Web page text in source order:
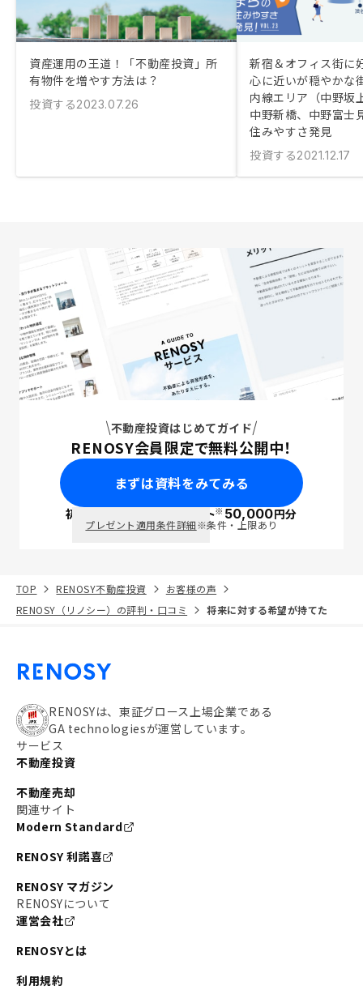
資産運用の王道！「不動産投資」所
有物件を増やす方法は？
投資する2023.07.26
新宿＆オフィス街に
心に近いが穏やかな
内線エリア（中野坂
中野新橋、中野富士
住みやすさ発見
投資する2021.12.17
不動産投資はじめてガイド
RENOSY会員限定で無料公開中！
まずは資料をみてみる
初回面談で ポイント※50,000円分
プレゼント適用条件詳細※条件・上限あり
TOP RENOSY不動産投資
お客様の声
RENOSY（リノシー）の評判・口コミ
将来に対する希望が持てた
RENOSYは、東証グロース上場企業である
GA technologiesが運営しています。
サービス
不動産投資
不動産売却
関連サイト
Modern Standard
RENOSY 利諾喜
RENOSY マガジン
RENOSYについて
運営会社
RENOSYとは
利用規約